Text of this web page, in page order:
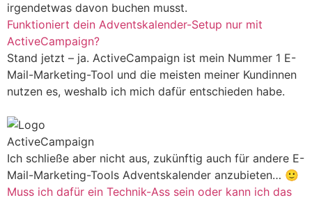
irgendetwas davon buchen musst.
Funktioniert dein Adventskalender-Setup nur mit
ActiveCampaign?
Stand jetzt – ja. ActiveCampaign ist mein Nummer 1 E-
Mail-Marketing-Tool und die meisten meiner Kundinnen
nutzen es, weshalb ich mich dafür entschieden habe.
Ich schließe aber nicht aus, zukünftig auch für andere E-
Mail-Marketing-Tools Adventskalender anzubieten… 🙂
Muss ich dafür ein Technik-Ass sein oder kann ich das